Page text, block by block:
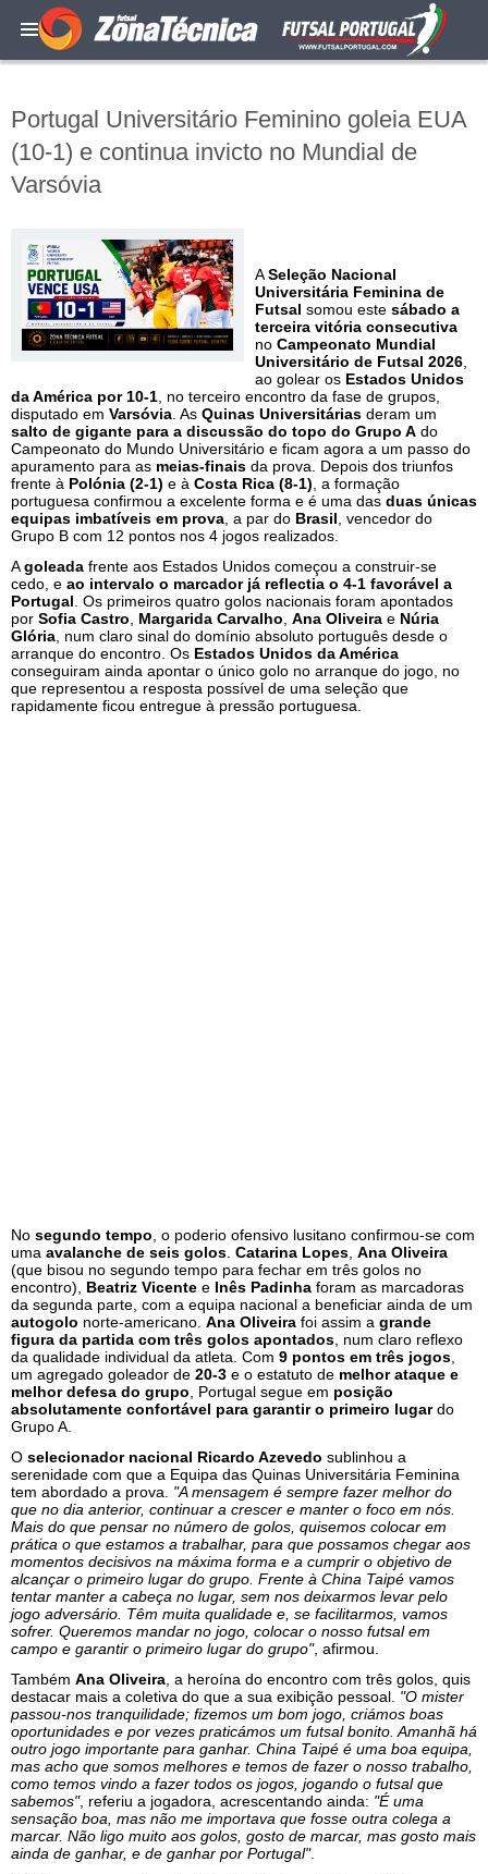
Portugal Universitário Feminino goleia EUA
(10-1) e continua invicto no Mundial de
Varsóvia
ASeleção Nacional
Universitária Feminina de
Futsal somou este sábado a
terceira vitória consecutiva
no Campeonato Mundial
Universitário de Futsal 2026
ao golear os Estados Unidos
da América por 10-1 , no terceiro encontro da fase de grupos,
disputado em Varsóvia . As Quinas Universitárias deram um
salto de gigante para a discussão do topo do Grupo A do
Campeonato do Mundo Universitário e ficam agora a um passo do
apuramento para as meias-finais da prova. Depois dos triunfos
frente à Polónia (2-1) e à Costa Rica (8-1) , a formação
portuguesa confirmou a excelente forma e é uma das duas únicas
equipas imbatíveis em prova , a par do Brasil , vencedor do
Grupo B com 12 pontos nos 4 jogos realizados.
Agoleada frente aos Estados Unidos começou a construir-se
cedo, e ao intervalo o marcador já reflectia o 4-1 favorável a
Portugal . Os primeiros quatro golos nacionais foram apontados
por Sofia Castro Margarida Carvalho Ana Oliveira e Núria
Glória , num claro sinal do domínio absoluto português desde o
arranque do encontro. Os Estados Unidos da América
conseguiram ainda apontar o único golo no arranque do jogo, no
que representou a resposta possível de uma seleção que
rapidamente ficou entregue à pressão portuguesa.
No segundo tempo , o poderio ofensivo lusitano confirmou-se com
uma avalanche de seis golos Catarina Lopes Ana Oliveira
(que bisou no segundo tempo para fechar em três golos no
encontro), Beatriz Vicente e Inês Padinha foram as marcadoras
da segunda parte, com a equipa nacional a beneficiar ainda de um
autogolo norte-americano. Ana Oliveira foi assim a grande
figura da partida com três golos apontados , num claro reflexo
da qualidade individual da atleta. Com 9 pontos em três jogos
um agregado goleador de 20-3 e o estatuto de melhor ataque e
melhor defesa do grupo , Portugal segue em posição
absolutamente confortável para garantir o primeiro lugardo
Grupo A.
O selecionador nacional Ricardo Azevedo sublinhou a
serenidade com que a Equipa das Quinas Universitária Feminina
tem abordado a prova. "A mensagem é sempre fazer melhor do
que no dia anterior, continuar a crescer e manter o foco em nós.
Mais do que pensar no número de golos, quisemos colocar em
prática o que estamos a trabalhar, para que possamos chegar aos
momentos decisivos na máxima forma e a cumprir o objetivo de
alcançar o primeiro lugar do grupo. Frente à China Taipé vamos
tentar manter a cabeça no lugar, sem nos deixarmos levar pelo
jogo adversário. Têm muita qualidade e, se facilitarmos, vamos
sofrer. Queremos mandar no jogo, colocar o nosso futsal em
campo e garantir o primeiro lugar do grupo", afirmou.
Também Ana Oliveira , a heroína do encontro com três golos, quis
destacar mais a coletiva do que a sua exibição pessoal. "O mister
passou-nos tranquilidade; fizemos um bom jogo, criámos boas
oportunidades e por vezes praticámos um futsal bonito. Amanhã há
outro jogo importante para ganhar. China Taipé é uma boa equipa,
mas acho que somos melhores e temos de fazer o nosso trabalho,
como temos vindo a fazer todos os jogos, jogando o futsal que
sabemos", referiu a jogadora, acrescentando ainda: "É uma
sensação boa, mas não me importava que fosse outra colega a
marcar. Não ligo muito aos golos, gosto de marcar, mas gosto mais
ainda de ganhar, e de ganhar por Portugal".